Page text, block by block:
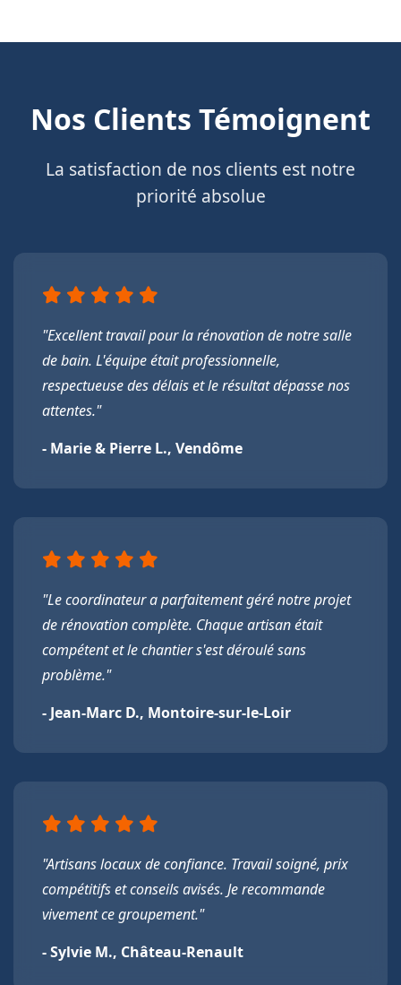
Nos Clients Témoignent
La satisfaction de nos clients est notre
priorité absolue
"Excellent travail pour la rénovation de notre salle
de bain. L'équipe était professionnelle,
respectueuse des délais et le résultat dépasse nos
attentes."
- Marie & Pierre L., Vendôme
"Le coordinateur a parfaitement géré notre projet
de rénovation complète. Chaque artisan était
compétent et le chantier s'est déroulé sans
problème."
- Jean-Marc D., Montoire-sur-le-Loir
"Artisans locaux de confiance. Travail soigné, prix
compétitifs et conseils avisés. Je recommande
vivement ce groupement."
- Sylvie M., Château-Renault